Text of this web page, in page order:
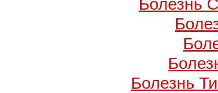
Болезнь
Болезнь